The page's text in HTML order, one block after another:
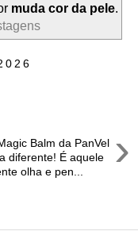
muda cor da pele.
›
Balm da PanVel
diferente! É aquele
olha e pen...